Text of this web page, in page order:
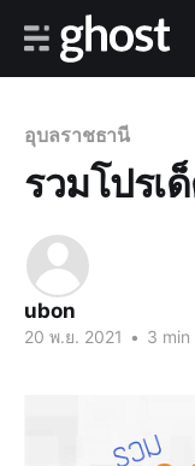
อุบลราชธานี
รวมโปรเ
ubon
20 พ.ย. 2021 • 3 min